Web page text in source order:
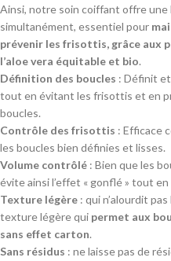
Ainsi, notre soin coiffant offre
simultanément, essentiel pour
prévenir les frisottis, grâce aux
l’aloe vera équitable et bio.
Définition des boucles : Définit
tout en évitant les frisottis et en
boucles.
Contrôle des frisottis : Efficace
les boucles bien définies et lisses.
Volume contrôlé : Bien que les
évite ainsi l’effet « gonflé » tout
Texture légère : qui n’alourdit
texture légère qui permet aux
sans effet carton.
Sans résidus : ne laisse pas de